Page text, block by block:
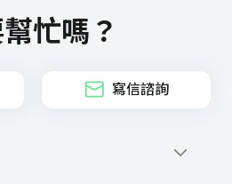
忙嗎？
寫信諮詢